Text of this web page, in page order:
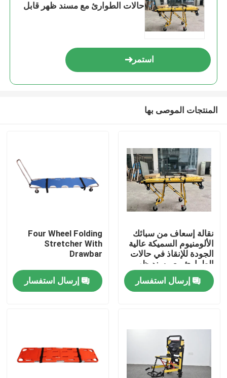
المنتجات
فيديوهات
حالات الطوارئ مع مسند ظهر قابل
استمر
المنتجات الموصى بها
نقالة إسعاف من سبائك
الألومنيوم السميكة عالية
الجودة للإنقاذ في حالات
الطوارئ مع مسند ظهر
قابل للتعديل لارتفاعه
للاستخدام في
المستشفيات
إرسال استفسار
Four Wheel Folding
Stretcher With
Drawbar
إرسال استفسار